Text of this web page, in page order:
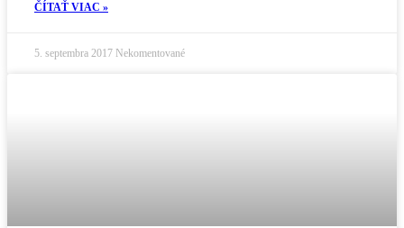
ČÍTAŤ VIAC »
5. septembra 2017 Nekomentované